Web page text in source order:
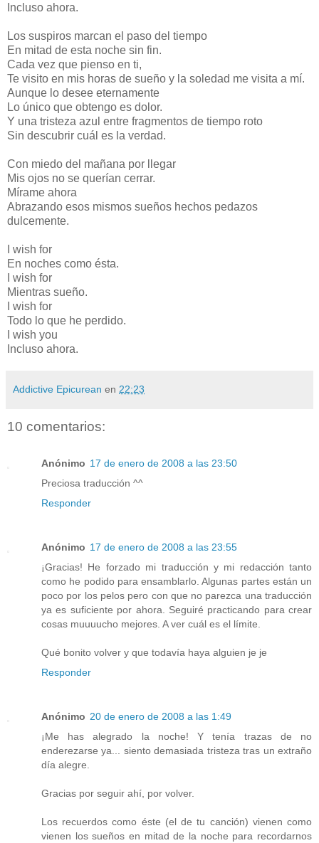
Incluso ahora.
Los suspiros marcan el paso del tiempo
En mitad de esta noche sin fin.
Cada vez que pienso en ti,
Te visito en mis horas de sueño y la soledad me visita a mí.
Aunque lo desee eternamente
Lo único que obtengo es dolor.
Y una tristeza azul entre fragmentos de tiempo roto
Sin descubrir cuál es la verdad.
Con miedo del mañana por llegar
Mis ojos no se querían cerrar.
Mírame ahora
Abrazando esos mismos sueños hechos pedazos
dulcemente.
I wish for
En noches como ésta.
I wish for
Mientras sueño.
I wish for
Todo lo que he perdido.
I wish you
Incluso ahora.
Addictive Epicurean en 22:23
10 comentarios:
Anónimo 17 de enero de 2008 a las 23:50
Preciosa traducción ^^
Responder
Anónimo 17 de enero de 2008 a las 23:55
¡Gracias! He forzado mi traducción y mi redacción tanto
como he podido para ensamblarlo. Algunas partes están un
poco por los pelos pero con que no parezca una traducción
ya es suficiente por ahora. Seguiré practicando para crear
cosas muuuucho mejores. A ver cuál es el límite.
Qué bonito volver y que todavía haya alguien je je
Responder
Anónimo 20 de enero de 2008 a las 1:49
¡Me has alegrado la noche! Y tenía trazas de no
enderezarse ya... siento demasiada tristeza tras un extraño
día alegre.
Gracias por seguir ahí, por volver.
Los recuerdos como éste (el de tu canción) vienen como
vienen los sueños en mitad de la noche para recordarnos